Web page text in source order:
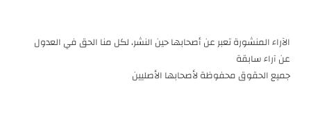
الآراء المنشورة تعبر عن أصحابها حين النشر، لكل منا الحق في العدول
عن آراء سابقة
جميع الحقوق محفوظة لأصحابها الأصليين